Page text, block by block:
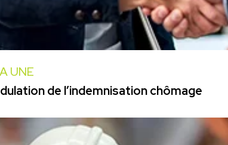
UNE
de l’indemnisation chômage